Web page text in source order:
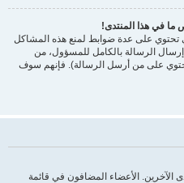
ما في هذا المنتدى!
تحتوي على عدة ضوابط لمنع هذه المشاكل
الرسالة بالكامل للمسؤول، من
على من أرسل الرسالة). فإنهم سوف
الآخرين. الأعضاء المضافون في قائمة